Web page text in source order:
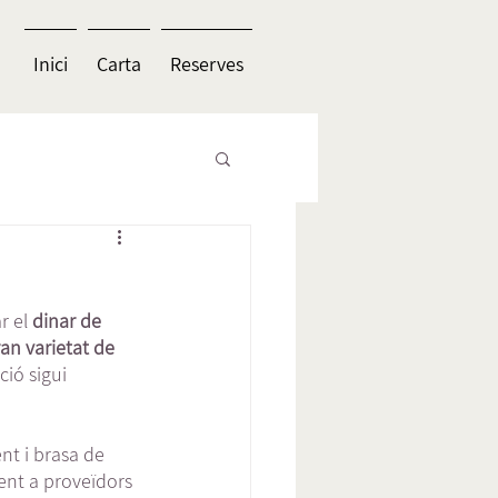
Inici Carta Reserves
el dinar de
varietat de
sigui
i brasa de
a proveïdors